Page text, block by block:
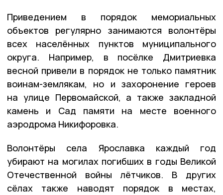
Приведением в порядок мемориальных
объектов регулярно занимаются волонтёры
всех населённых пунктов муниципального
округа. Например, в посёлке Дмитриевка
весной привели в порядок не только памятник
воинам-землякам, но и захоронение героев
на улице Первомайской, а также закладной
камень и Сад памяти на месте военного
аэродрома Никифоровка.
Волонтёры села Ярославка каждый год
убирают на могилах погибших в годы Великой
Отечественной войны лётчиков. В других
сёлах также наводят порядок в местах,